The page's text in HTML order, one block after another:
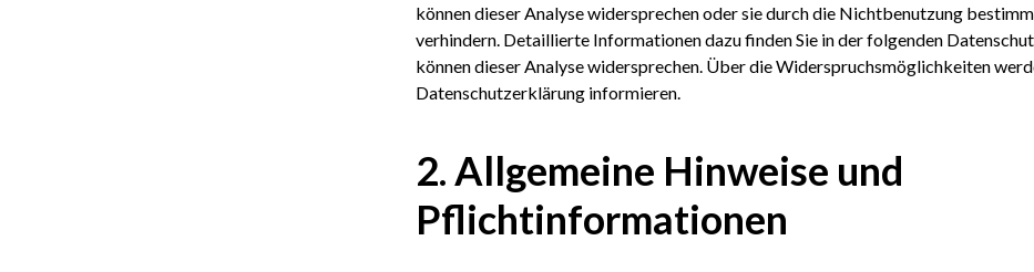
können dieser Analyse widersprechen oder sie durch die Nichtbenutzung
verhindern. Detaillierte Informationen dazu finden Sie in der folgenden
können dieser Analyse widersprechen. Über die Widerspruchsmöglichkeiten
Datenschutzerklärung informieren.
2. Allgemeine Hinweise und
Pflichtinformationen